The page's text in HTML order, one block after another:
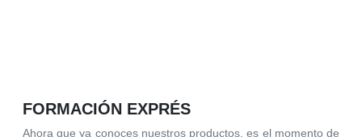
FORMACIÓN EXPRÉS
Ahora que ya conoces nuestros productos, es el momento de